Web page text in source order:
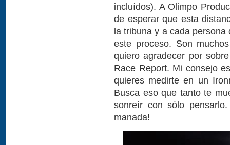
incluídos). A Olimpo
de esperar que esta
la tribuna y a cada
este proceso. Son
quiero agradecer por
Race Report. Mi consejo
quieres medirte en un
Busca eso que tanto te
sonreír con sólo
manada!